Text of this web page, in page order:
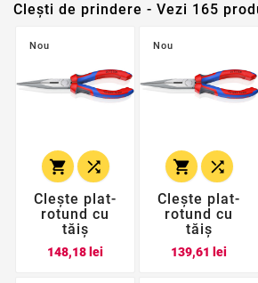
Clești de prindere - Vezi 165
Nou
 
Clește plat-
rotund cu
tăiș
148,18 lei
Nou
 
Clește plat-
rotund cu
tăiș
139,61 lei